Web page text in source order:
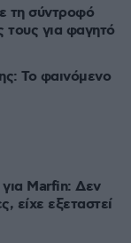
τη σύντροφό
τους για φαγητό
Το φαινόμενο
Marfin: Δεν
είχε εξεταστεί